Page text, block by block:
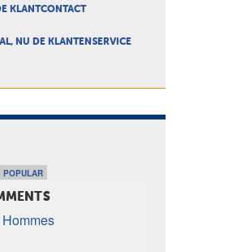
KLANTCONTACT
NU DE KLANTENSERVICE
POPULAR